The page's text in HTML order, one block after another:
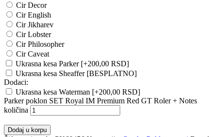
Cir Decor
Cir English
Cir Jikharev
Cir Lobster
Cir Philosopher
Cir Caveat
Ukrasna kesa Parker [+200,00 RSD]
Ukrasna kesa Sheaffer [BESPLATNO]
Dodaci:
Ukrasna kesa Waterman [+200,00 RSD]
Parker poklon SET Royal IM Premium Red GT Roler + Notes
količina
Dodaj u korpu